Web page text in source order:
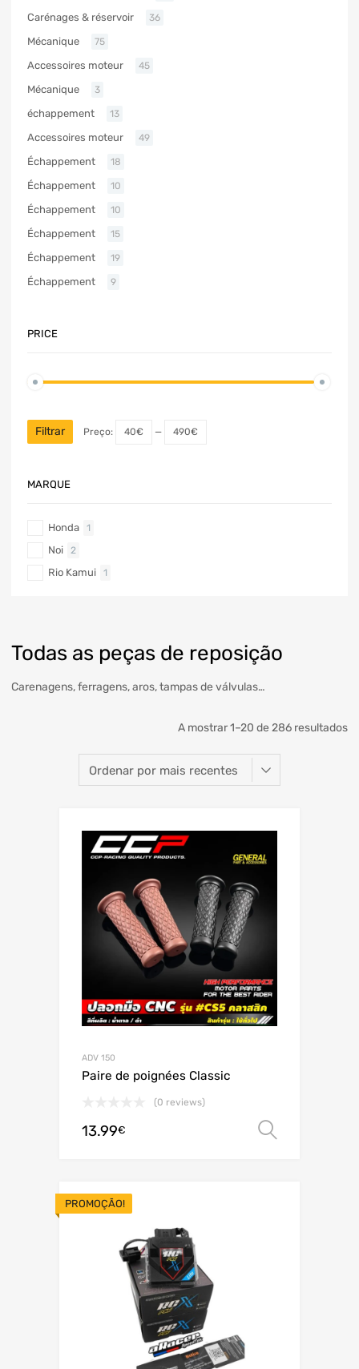
Todas as peças de reposição
Carenagens, ferragens, aros, tampas de válvulas…
A mostrar 1–20 de 286 resultados
ADV 150
Paire de poignées Classic
(0 reviews)
13.99€
PROMOÇÃO!
Carénages & réservoir 36
Mécanique 75
Accessoires moteur 45
Mécanique 3
échappement 13
Accessoires moteur 49
Échappement 18
Échappement 10
Échappement 10
Échappement 15
Échappement 19
Échappement 9
PRICE
Filtrar Preço: 40€ — 490€
MARQUE
Honda 1
Noi 2
Rio Kamui 1